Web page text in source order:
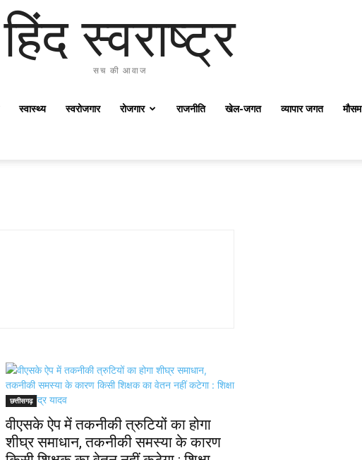
हिंद स्वराष्ट्र
सच की आवाज
स्वास्थ्य स्वरोजगार रोजगार राजनीति खेल-जगत व्यापार जगत मौसम
छत्तीसगढ़
वीएसके ऐप में तकनीकी त्रुटियों का होगा
शीघ्र समाधान, तकनीकी समस्या के कारण